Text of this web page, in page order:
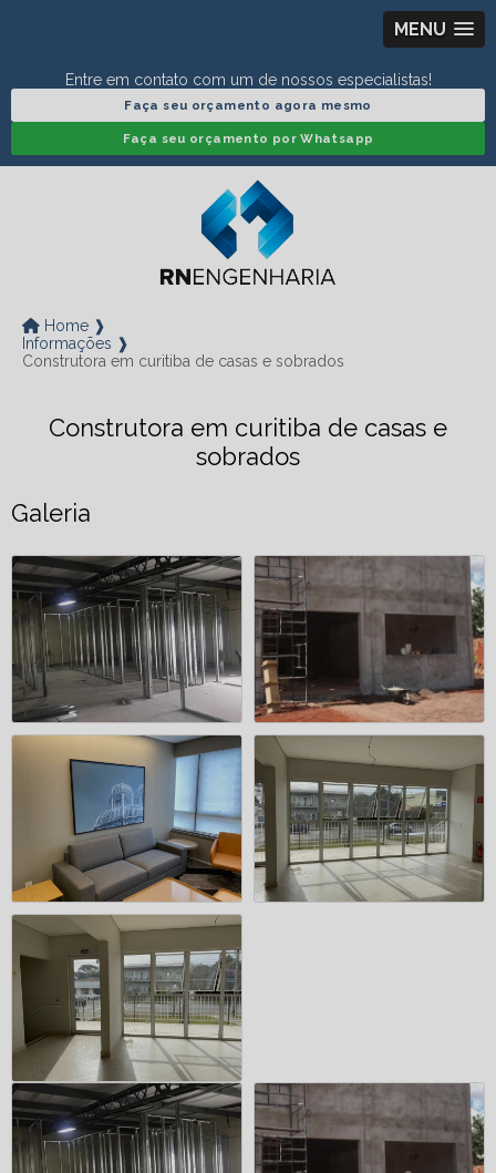
MENU
Entre em contato com um de nossos especialistas!
Faça seu orçamento agora mesmo
Faça seu orçamento por Whatsapp
Home ❱
Informações ❱
Construtora em curitiba de casas e sobrados
Construtora em curitiba de casas e
sobrados
Galeria